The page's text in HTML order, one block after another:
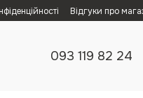
Відгуки про
093 119 82 24